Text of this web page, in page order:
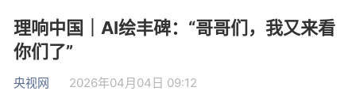
理响中国｜AI绘丰碑：“哥哥们，我又来看
你们了”
央视网 2026年04月04日 09:12